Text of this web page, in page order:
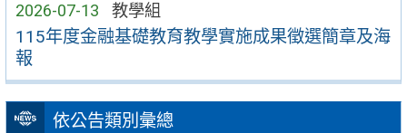
2026-07-13 教學組
115年度金融基礎教育教學實施成果徵選簡章及海
報
依公告類別彙總